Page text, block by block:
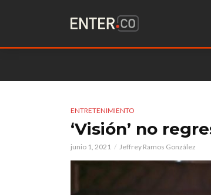
ENTRETENIMIENTO
‘Visión’ no
junio 1, 2021 Jeffrey Ramos González